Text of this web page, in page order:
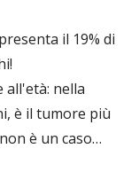
il 19% di
all'età: nella
è il tumore più
è un caso…